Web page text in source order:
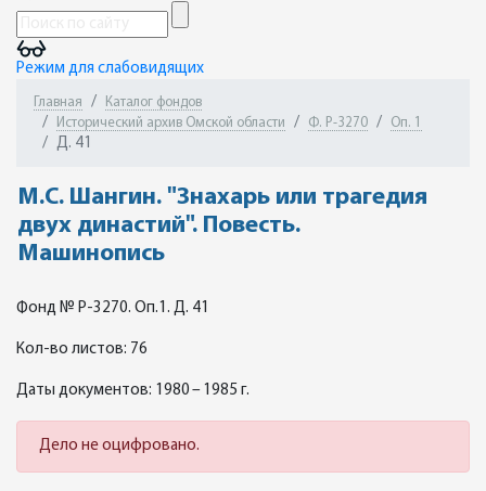
Режим для слабовидящих
Главная
Каталог фондов
Исторический архив Омской области
Ф. Р-3270 Оп. 1
Д. 41
М.С. Шангин. "Знахарь или трагедия
двух династий". Повесть.
Машинопись
Фонд № Р-3270. Оп.1. Д. 41
Кол-во листов: 76
Даты документов: 1980 – 1985 г.
Дело не оцифровано.